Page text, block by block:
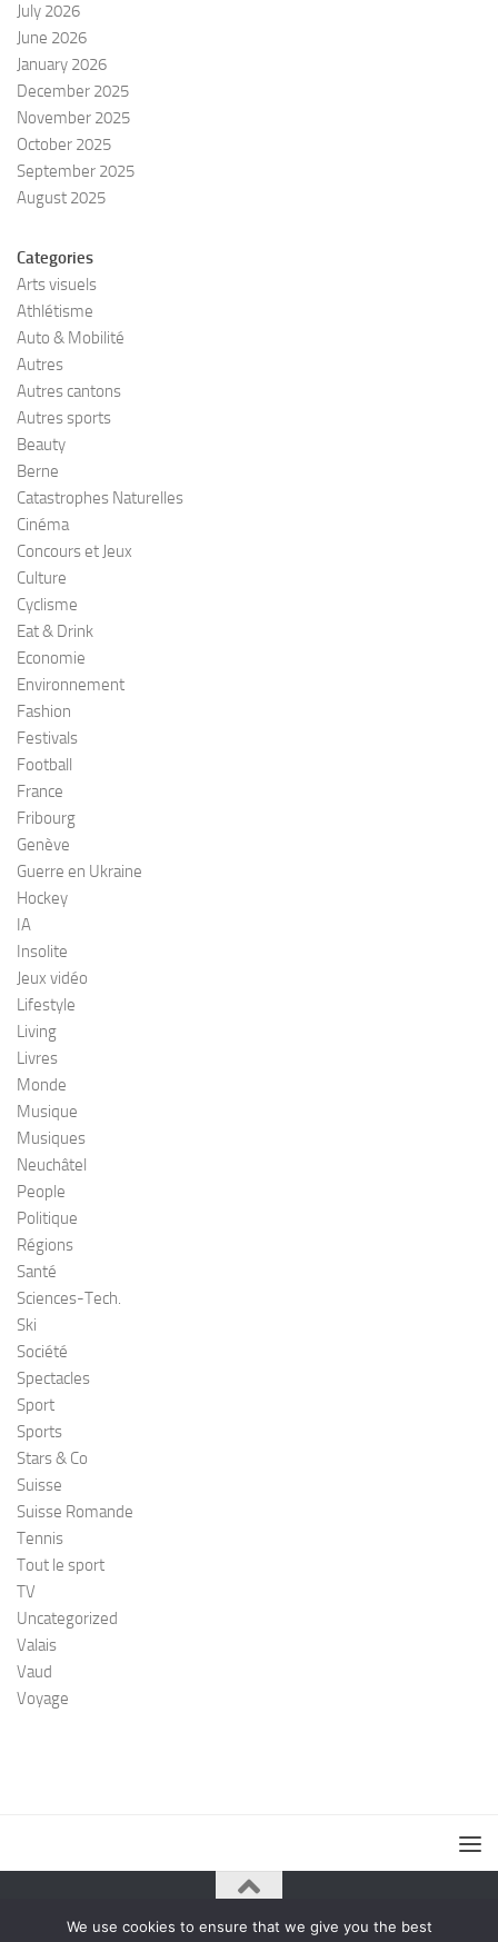
July 2026
June 2026
January 2026
December 2025
November 2025
October 2025
September 2025
August 2025
Categories
Arts visuels
Athlétisme
Auto & Mobilité
Autres
Autres cantons
Autres sports
Beauty
Berne
Catastrophes Naturelles
Cinéma
Concours et Jeux
Culture
Cyclisme
Eat & Drink
Economie
Environnement
Fashion
Festivals
Football
France
Fribourg
Genève
Guerre en Ukraine
Hockey
IA
Insolite
Jeux vidéo
Lifestyle
Living
Livres
Monde
Musique
Musiques
Neuchâtel
People
Politique
Régions
Santé
Sciences-Tech.
Ski
Société
Spectacles
Sport
Sports
Stars & Co
Suisse
Suisse Romande
Tennis
Tout le sport
TV
Uncategorized
Valais
Vaud
Voyage
We use cookies to ensure that we give you the best